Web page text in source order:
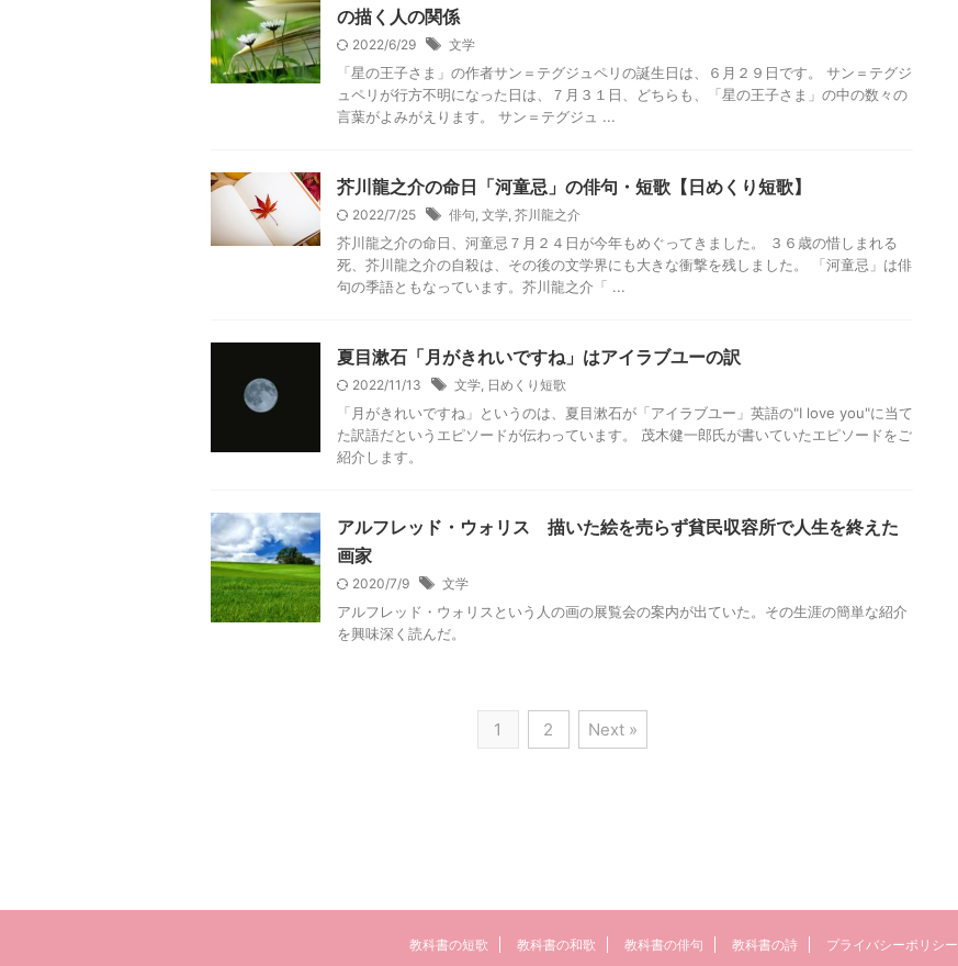
の描く人の関係
2022/6/29 文学
「星の王子さま」の作者サン＝テグジュペリの誕生日は、６月２９日です。 サン＝テグジ
ュペリが行方不明になった日は、７月３１日、どちらも、「星の王子さま」の中の数々の
言葉がよみがえります。 サン＝テグジュ ...
芥川龍之介の命日「河童忌」の俳句・短歌【日めくり短歌】
2022/7/25 俳句, 文学, 芥川龍之介
芥川龍之介の命日、河童忌７月２４日が今年もめぐってきました。 ３６歳の惜しまれる
死、芥川龍之介の自殺は、その後の文学界にも大きな衝撃を残しました。 「河童忌」は俳
句の季語ともなっています。芥川龍之介「 ...
夏目漱石「月がきれいですね」はアイラブユーの訳
2022/11/13 文学, 日めくり短歌
「月がきれいですね」というのは、夏目漱石が「アイラブユー」英語の"I love you"に当て
た訳語だというエピソードが伝わっています。 茂木健一郎氏が書いていたエピソードをご
紹介します。
アルフレッド・ウォリス 描いた絵を売らず貧民収容所で人生を終えた
画家
2020/7/9 文学
アルフレッド・ウォリスという人の画の展覧会の案内が出ていた。その生涯の簡単な紹介
を興味深く読んだ。
1 2 Next »
教科書の短歌 教科書の和歌 教科書の俳句 教科書の詩 プライバシーポリシー